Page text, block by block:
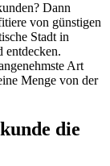
Dann
von günstigen
Stadt in
entdecken.
Art
Menge von der
die